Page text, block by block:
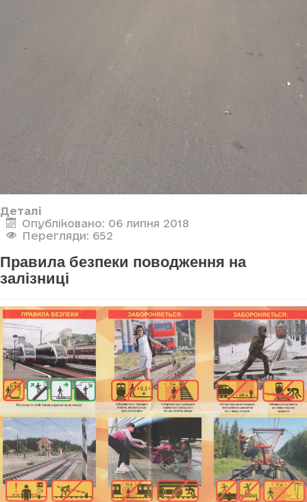
Деталі
Опубліковано: 06 липня 2018
Перегляди: 652
Правила безпеки поводження на
залізниці